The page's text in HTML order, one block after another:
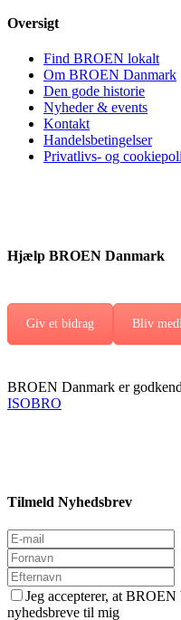
Oversigt
Find BROEN lokalt
Om BROEN Danmark
Den gode historie
Nyheder & events
Kontakt
Handelsbetingelser
Privatlivs- og
Hjælp BROEN Danmark
Giv et bidrag Bliv
BROEN Danmark er
ISOBRO
Tilmeld Nyhedsbrev
Jeg accepterer, at
nyhedsbreve til mig